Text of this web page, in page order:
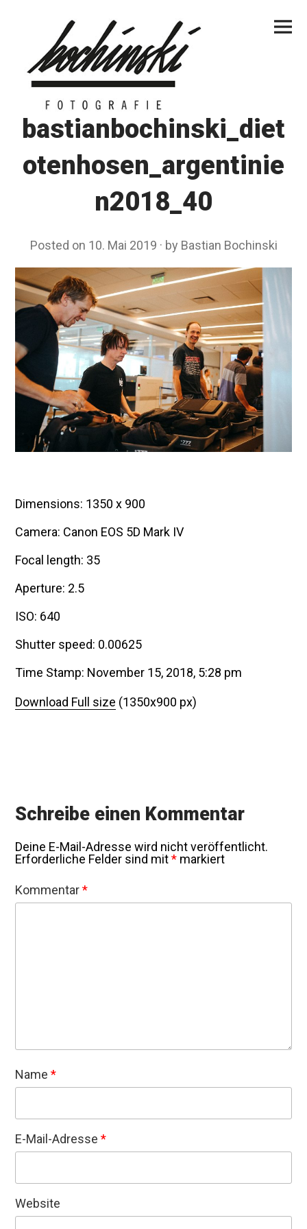
Menu
bastianbochinski_diet
otenhosen_argentinie
n2018_40
Posted on 10. Mai 2019 by Bastian Bochinski
Dimensions: 1350 x 900
Camera: Canon EOS 5D Mark IV
Focal length: 35
Aperture: 2.5
ISO: 640
Shutter speed: 0.00625
Time Stamp: November 15, 2018, 5:28 pm
Download Full size (1350x900 px)
Schreibe einen Kommentar
Deine E-Mail-Adresse wird nicht veröffentlicht.
Erforderliche Felder sind mit* markiert
Kommentar*
Name*
E-Mail-Adresse*
Website